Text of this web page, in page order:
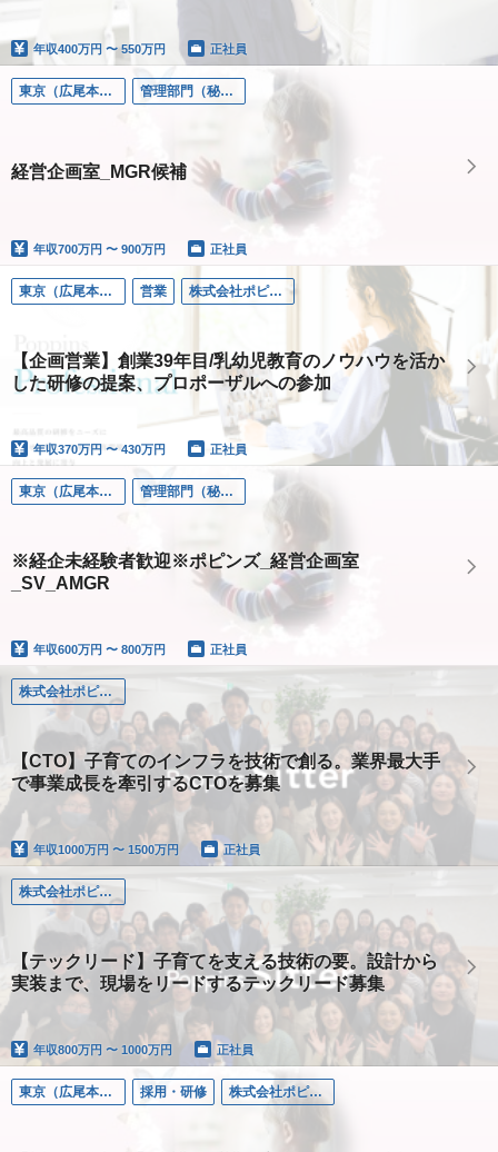
年収400万円 〜 550万円 正社員
東京（広尾本社） 管理部門（秘書/経理/法務など）
経営企画室_MGR候補
年収700万円 〜 900万円 正社員
東京（広尾本社） 営業 株式会社ポピンズプロフェショナル
【企画営業】創業39年目/乳幼児教育のノウハウを活か
した研修の提案、プロポーザルへの参加
年収370万円 〜 430万円 正社員
東京（広尾本社） 管理部門（秘書/経理/法務など）
※経企未経験者歓迎※ポピンズ_経営企画室
_SV_AMGR
年収600万円 〜 800万円 正社員
株式会社ポピンズシッター
【CTO】子育てのインフラを技術で創る。業界最大手
で事業成長を牽引するCTOを募集
年収1000万円 〜 1500万円 正社員
株式会社ポピンズシッター
【テックリード】子育てを支える技術の要。設計から
実装まで、現場をリードするテックリード募集
年収800万円 〜 1000万円 正社員
東京（広尾本社） 採用・研修 株式会社ポピンズファミリーケア